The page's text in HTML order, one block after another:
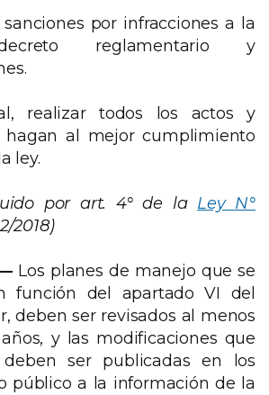
sanciones por infracciones a la
reglamentario y
realizar todos los actos y
hagan al mejor cumplimiento
ley.
por art. 4° de la Ley N°
2018)
Los planes de manejo que se
función del apartado VI del
deben ser revisados al menos
y las modificaciones que
ser publicadas en los
público a la información de la